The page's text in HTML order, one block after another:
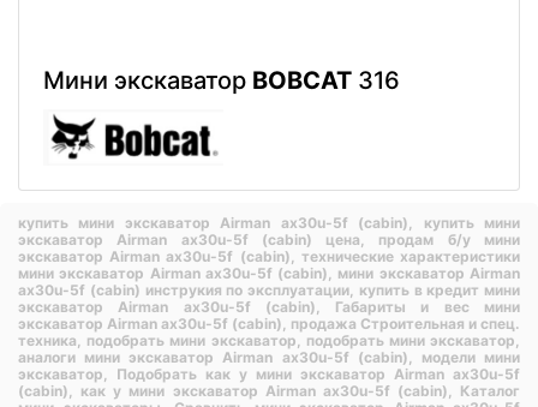
Мини экскаватор BOBCAT 316
купить мини экскаватор Airman ax30u-5f (cabin), купить мини
экскаватор Airman ax30u-5f (cabin) цена, продам б/у мини
экскаватор Airman ax30u-5f (cabin), технические характеристики
мини экскаватор Airman ax30u-5f (cabin), мини экскаватор Airman
ax30u-5f (cabin) инструкия по эксплуатации, купить в кредит мини
экскаватор Airman ax30u-5f (cabin), Габариты и вес мини
экскаватор Airman ax30u-5f (cabin), продажа Строительная и спец.
техника, подобрать мини экскаватор, подобрать мини экскаватор,
аналоги мини экскаватор Airman ax30u-5f (cabin), модели мини
экскаватор, Подобрать как у мини экскаватор Airman ax30u-5f
(cabin), как у мини экскаватор Airman ax30u-5f (cabin), Каталог